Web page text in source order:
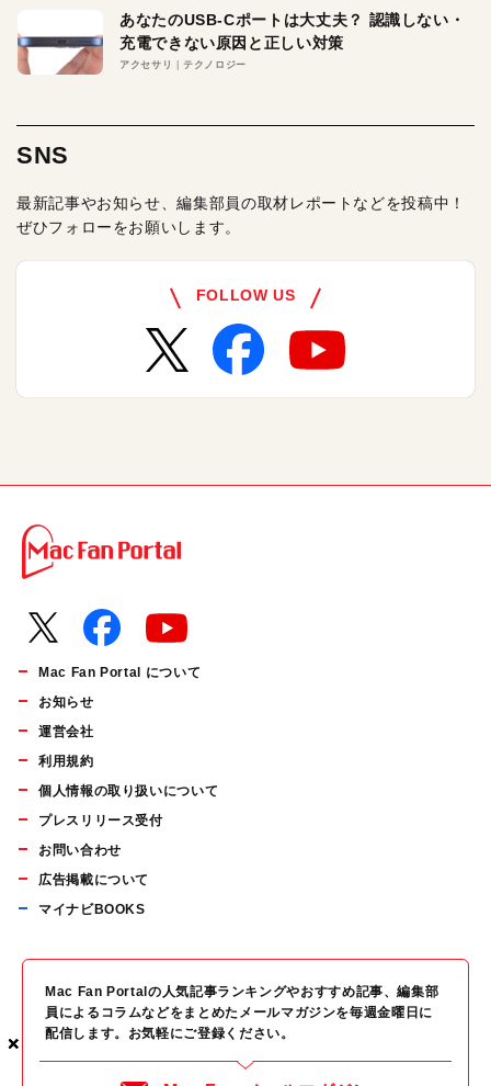
×
×
×
あなたのUSB-Cポートは大丈夫？ 認識しない・
充電できない原因と正しい対策
アクセサリ テクノロジー
SNS
最新記事やお知らせ、編集部員の取材レポートなどを投稿中！
ぜひフォローをお願いします。
FOLLOW US
Mac Fan Portal について
お知らせ
運営会社
利用規約
個人情報の取り扱いについて
プレスリリース受付
お問い合わせ
広告掲載について
マイナビBOOKS
Mac Fan Portalの人気記事ランキングやおすすめ記事、編集部
員によるコラムなどをまとめたメールマガジンを毎週金曜日に
配信します。お気軽にご登録ください。